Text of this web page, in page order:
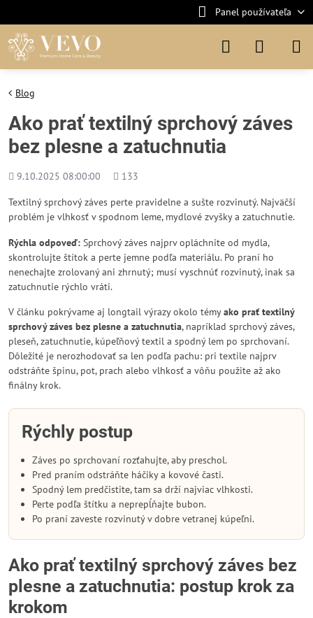
Panel používateľa
Blog
Ako prať textilný sprchový záves
bez plesne a zatuchnutia
Pridané
9.10.2025 08:00:00
Počet
133
Textilný sprchový záves perte pravidelne a sušte rozvinutý. Najväčší
problém je vlhkosť v spodnom leme, mydlové zvyšky a zatuchnutie.
Rýchla odpoveď: Sprchový záves najprv opláchnite od mydla,
skontrolujte štítok a perte jemne podľa materiálu. Po praní ho
nenechajte zrolovaný ani zhrnutý; musí vyschnúť rozvinutý, inak sa
zatuchnutie rýchlo vráti.
V článku pokrývame aj longtail výrazy okolo témyako prať textilný
sprchový záves bez plesne a zatuchnutia, napríklad sprchový záves,
pleseň, zatuchnutie, kúpeľňový textil a spodný lem po sprchovaní.
Dôležité je nerozhodovať sa len podľa pachu: pri textile najprv
odstráňte špinu, pot, prach alebo vlhkosť a vôňu použite až ako
finálny krok.
Rýchly postup
Záves po sprchovaní rozťahujte, aby preschol.
Pred praním odstráňte háčiky a kovové časti.
Spodný lem predčistite, tam sa drží najviac vlhkosti.
Perte podľa štítku a neprepĺňajte bubon.
Po praní zaveste rozvinutý v dobre vetranej kúpeľni.
Ako prať textilný sprchový záves bez
plesne a zatuchnutia: postup krok za
krokom